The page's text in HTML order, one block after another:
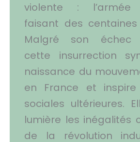
violente : l’armée
faisant des
Malgré son échec
cette insurrection
naissance du
en France et
sociales ultérieures.
lumière les inégalités
de la révolution